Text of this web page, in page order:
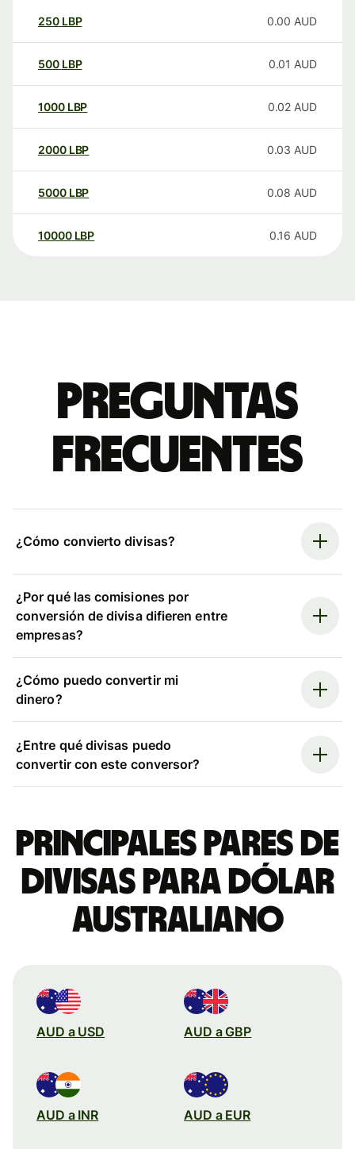
250 LBP 0.00 AUD
500 LBP 0.01 AUD
1000 LBP 0.02 AUD
2000 LBP 0.03 AUD
5000 LBP 0.08 AUD
10000 LBP 0.16 AUD
Preguntas
frecuentes
¿Cómo convierto divisas?
¿Por qué las comisiones por
conversión de divisa difieren entre
empresas?
¿Cómo puedo convertir mi
dinero?
¿Entre qué divisas puedo
convertir con este conversor?
Principales pares de
divisas para dólar
australiano
AUD a USD AUD a GBP
AUD a INR AUD a EUR